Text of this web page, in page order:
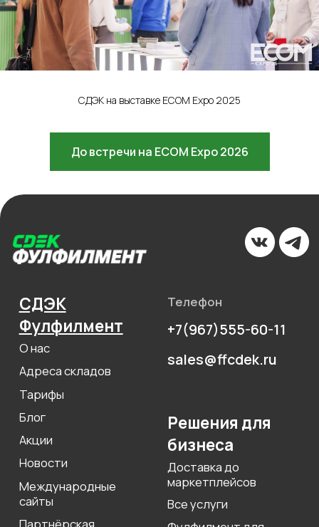
СДЭК на выставке ECOM Expo 2025
До встречи на ECOM Expo 2026
©2000 — 2026, Курьерская компания СДЭК
Политика сбора ПДн клиентов
Пользовательское соглашение
Оферта
г. Москва, 1-я улица
Клиентам
Заключить договор
Фулфилмент для
интернет-магазинов
FBO
FBS
а остальное возьмём на себя